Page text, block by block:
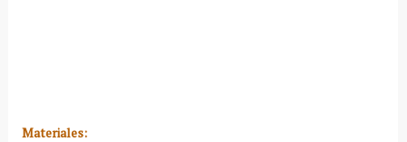
Materiales: